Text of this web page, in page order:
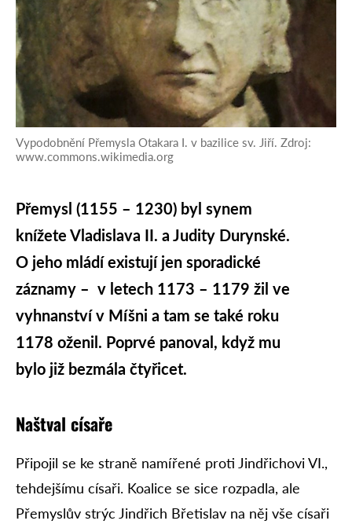
Vypodobnění Přemysla Otakara I. v bazilice sv. Jiří. Zdroj:
www.commons.wikimedia.org
Přemysl (1155 – 1230) byl synem
knížete Vladislava II. a Judity Durynské.
O jeho mládí existují jen sporadické
záznamy – v letech 1173 – 1179 žil ve
vyhnanství v Míšni a tam se také roku
1178 oženil. Poprvé panoval, když mu
bylo již bezmála čtyřicet.
Naštval císaře
Připojil se ke straně namířené proti Jindřichovi VI.,
tehdejšímu císaři. Koalice se sice rozpadla, ale
Přemyslův strýc Jindřich Břetislav na něj vše císaři